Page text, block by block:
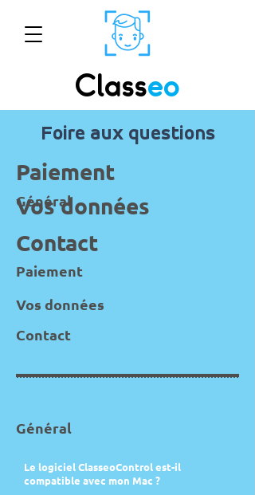
Classeo
Foire aux questions
Paiement
Vos données
Général
Contact
Paiement
Vos données
Contact
Général
Le logiciel ClasseoControl est-il
compatible avec mon Mac ?